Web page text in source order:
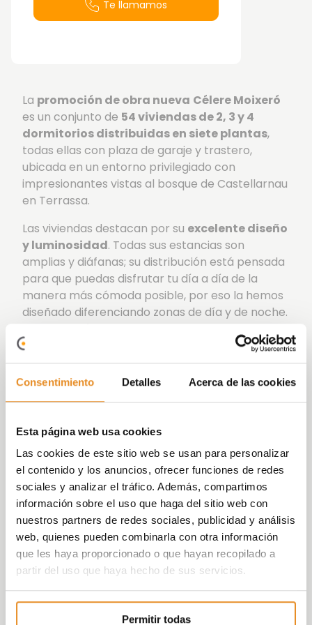
Consentimiento Detalles Acerca de las cookies
Esta página web usa cookies
Las cookies de este sitio web se usan para personalizar
el contenido y los anuncios, ofrecer funciones de redes
sociales y analizar el tráfico. Además, compartimos
información sobre el uso que haga del sitio web con
nuestros partners de redes sociales, publicidad y análisis
web, quienes pueden combinarla con otra información
que les haya proporcionado o que hayan recopilado a
partir del uso que haya hecho de sus servicios.
Permitir todas
Te llamamos
La promoción de obra nueva Célere Moixeró
es un conjunto de 54 viviendas de 2, 3 y 4
dormitorios distribuidas en siete plantas,
todas ellas con plaza de garaje y trastero,
ubicada en un entorno privilegiado con
impresionantes vistas al bosque de Castellarnau
en Terrassa.
Las viviendas destacan por su excelente diseño
y luminosidad. Todas sus estancias son
amplias y diáfanas; su distribución está pensada
para que puedas disfrutar tu día a día de la
manera más cómoda posible, por eso la hemos
diseñado diferenciando zonas de día y de noche.
con barbacoa para que disfrutes con familiares
y amigos y espacios comunes perfectos para
zona solarium o chill out.
Sus modernas calidades y acabados hacen de
Célere Moixeró un espacio único para vivir,
destacando la posibilidad de personalizar la
vivienda con distintas opciones de acabados en
solados y alicatados para que sientas tu casa
como tuya desde el primer día.
El residencial cuenta con unaCalificación
energética B* lo que supone un ahorro
energético y económicopara que puedas vivir
tu vida de una manera cómoda y fácil.